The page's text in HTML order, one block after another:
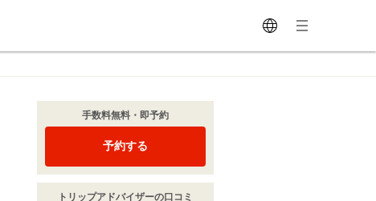
手数料無料・即予約
予約する
トリップアドバイザーの口コミ